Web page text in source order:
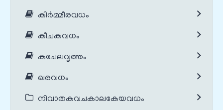
കിർമ്മീരവധം
കീചകവധം
കുചേലവൃത്തം
ഖരവധം
നിവാതകവചകാലകേയവധം